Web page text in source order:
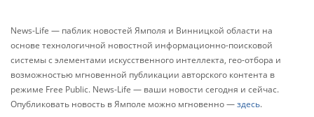
News-Life — паблик новостей Ямполя и Винницкой области на
основе технологичной новостной информационно-поисковой
системы с элементами искусственного интеллекта, гео-отбора и
возможностью мгновенной публикации авторского контента в
режиме Free Public. News-Life — ваши новости сегодня и сейчас.
Опубликовать новость в Ямполе можно мгновенно —здесь.